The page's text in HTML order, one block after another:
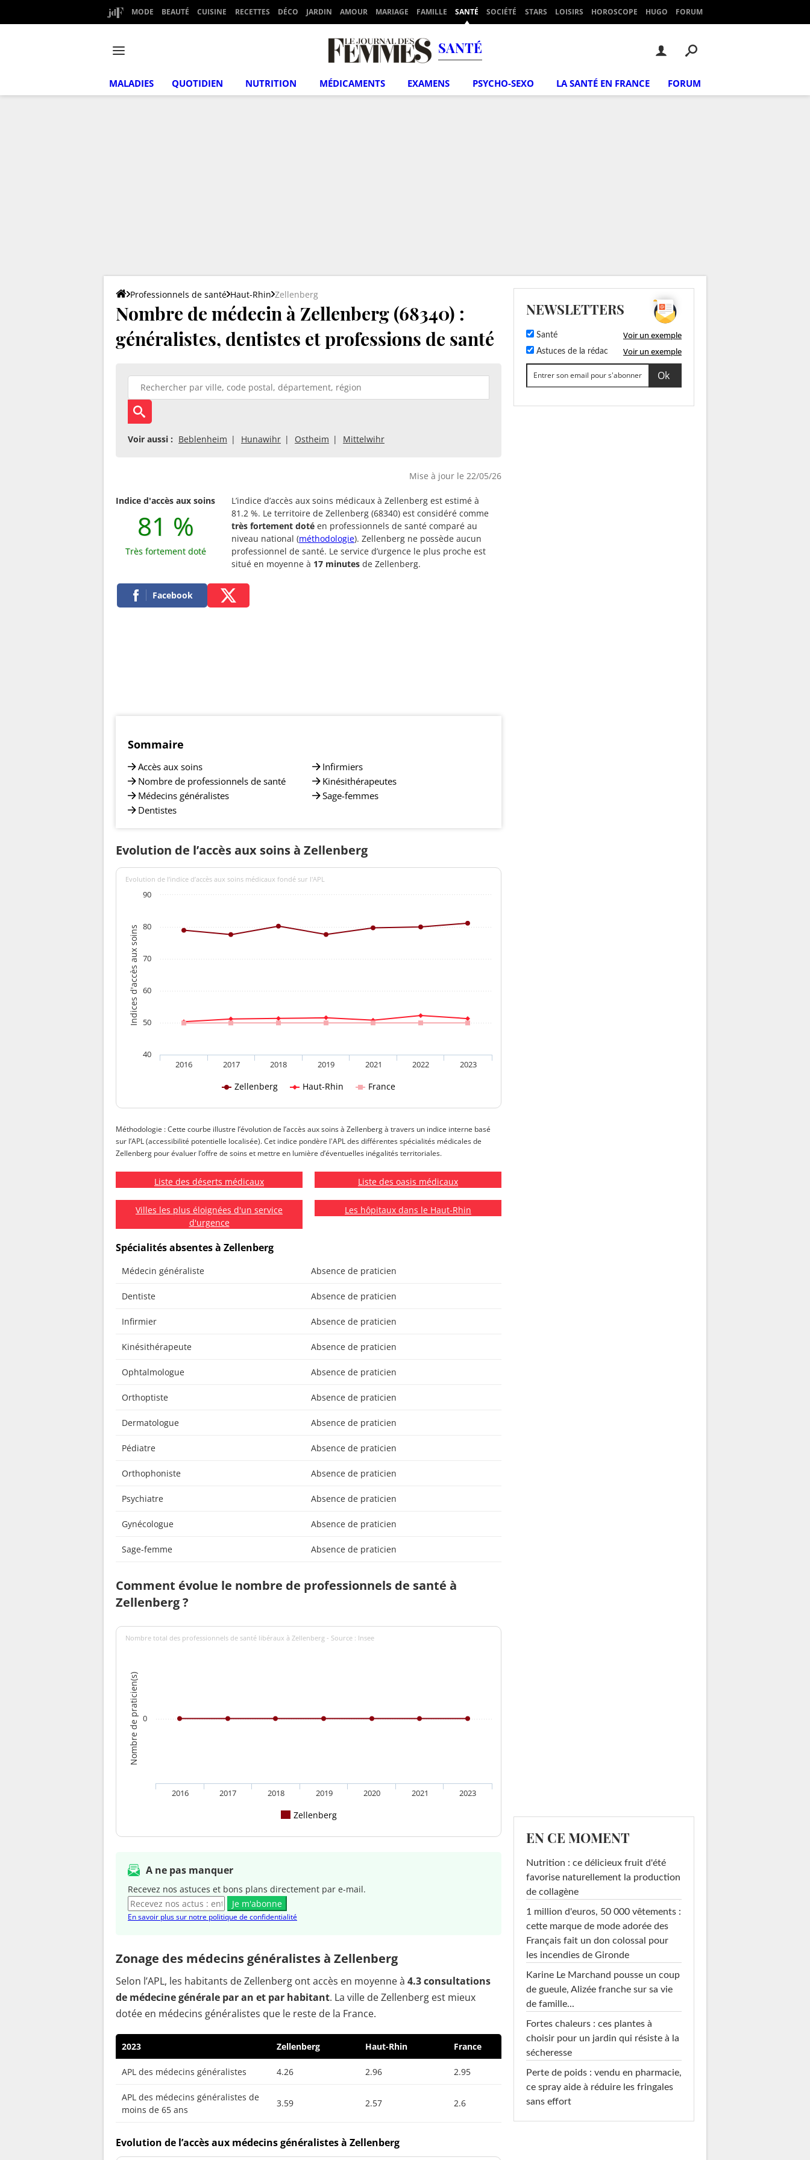
MODE BEAUTÉ CUISINE RECETTES DÉCO JARDIN AMOUR MARIAGE FAMILLE SANTÉ SOCIÉTÉ STARS LOISIRS HOROSCOPE HUGO FORUM
SANTÉ
MALADIES QUOTIDIEN NUTRITION MÉDICAMENTS EXAMENS PSYCHO-SEXO LA SANTÉ EN FRANCE FORUM
Professionnels de santé Haut-Rhin Zellenberg
Nombre de médecin à Zellenberg (68340) :
généralistes, dentistes et professions de santé
Voir aussi : Beblenheim Hunawihr Ostheim Mittelwihr
Mise à jour le 22/05/26
Indice d'accès aux soins
81 %
Très fortement doté
L’indice d’accès aux soins médicaux à Zellenberg est estimé à
81.2 %. Le territoire de Zellenberg (68340) est considéré comme
très fortement doté en professionnels de santé comparé au
niveau national (méthodologie). Zellenberg ne possède aucun
professionnel de santé. Le service d’urgence le plus proche est
situé en moyenne à 17 minutes de Zellenberg.
Facebook
Sommaire
Accès aux soins
Nombre de professionnels de santé
Médecins généralistes
Dentistes
Infirmiers
Kinésithérapeutes
Sage-femmes
Evolution de l’accès aux soins à Zellenberg
Indices d'accès aux soins
Evolution de l’indice d’accès aux soins médicaux fondé sur l'APL
Zellenberg Haut-Rhin France
2016 2017 2018 2019 2021 2022 2023
40
50
60
70
80
90
Méthodologie : Cette courbe illustre l’évolution de l’accès aux soins à Zellenberg à travers un indice interne basé
sur l’APL (accessibilité potentielle localisée). Cet indice pondère l'APL des différentes spécialités médicales de
Zellenberg pour évaluer l’offre de soins et mettre en lumière d’éventuelles inégalités territoriales.
Liste des déserts médicaux Liste des oasis médicaux
Villes les plus éloignées d'un service
d'urgence
Les hôpitaux dans le Haut-Rhin
Spécialités absentes à Zellenberg
Médecin généraliste Absence de praticien
Dentiste Absence de praticien
Infirmier Absence de praticien
Kinésithérapeute Absence de praticien
Ophtalmologue Absence de praticien
Orthoptiste Absence de praticien
Dermatologue Absence de praticien
Pédiatre Absence de praticien
Orthophoniste Absence de praticien
Psychiatre Absence de praticien
Gynécologue Absence de praticien
Sage-femme Absence de praticien
Comment évolue le nombre de professionnels de santé à
Zellenberg ?
Nombre de praticien(s)
Nombre total des professionnels de santé libéraux à Zellenberg - Source : Insee
Zellenberg
2016 2017 2018 2019 2020 2021 2023
0
A ne pas manquer
Recevez nos astuces et bons plans directement par e-mail.
Je m'abonne
En savoir plus sur notre politique de confidentialité
Zonage des médecins généralistes à Zellenberg
Selon l’APL, les habitants de Zellenberg ont accès en moyenne à 4.3 consultations
de médecine générale par an et par habitant. La ville de Zellenberg est mieux
dotée en médecins généralistes que le reste de la France.
2023 Zellenberg Haut-Rhin France
APL des médecins généralistes 4.26 2.96 2.95
APL des médecins généralistes de
moins de 65 ans
3.59 2.57 2.6
Evolution de l’accès aux médecins généralistes à Zellenberg
NEWSLETTERS
Santé Voir un exemple
Astuces de la rédac Voir un exemple
EN CE MOMENT
Nutrition : ce délicieux fruit d'été
favorise naturellement la production
de collagène
1 million d'euros, 50 000 vêtements :
cette marque de mode adorée des
Français fait un don colossal pour
les incendies de Gironde
Karine Le Marchand pousse un coup
de gueule, Alizée franche sur sa vie
de famille...
Fortes chaleurs : ces plantes à
choisir pour un jardin qui résiste à la
sécheresse
Perte de poids : vendu en pharmacie,
ce spray aide à réduire les fringales
sans effort